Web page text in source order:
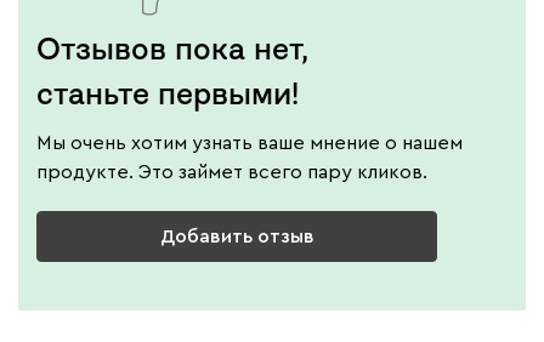
Отзывов пока нет,
станьте первыми!
Мы очень хотим узнать ваше мнение о нашем
продукте. Это займет всего пару кликов.
Добавить отзыв